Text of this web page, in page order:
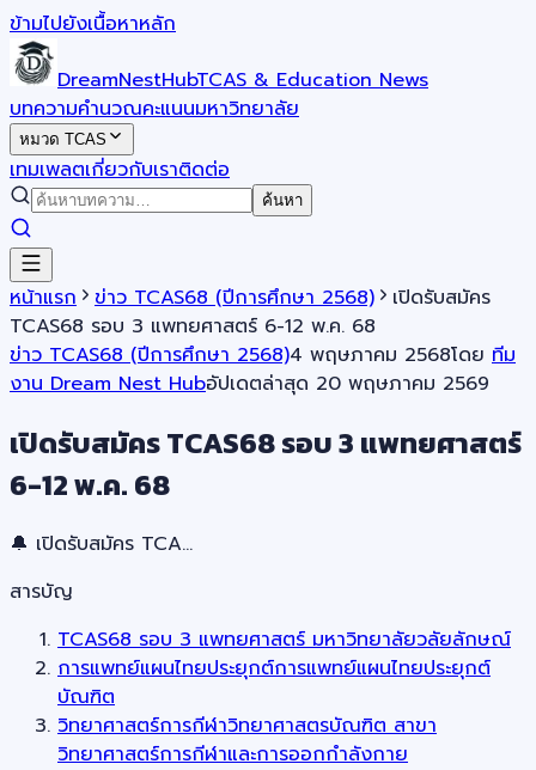
ข้ามไปยังเนื้อหาหลัก
DreamNestHubTCAS & Education News
บทความคำนวณคะแนนมหาวิทยาลัย
หมวด TCAS
เทมเพลตเกี่ยวกับเราติดต่อ
ค้นหา
หน้าแรก ข่าว TCAS68 (ปีการศึกษา 2568)
เปิดรับสมัคร
TCAS68 รอบ 3 แพทยศาสตร์ 6-12 พ.ค. 68
ข่าว TCAS68 (ปีการศึกษา 2568)4 พฤษภาคม 2568โดย ทีม
งาน Dream Nest Hubอัปเดตล่าสุด 20 พฤษภาคม 2569
เปิดรับสมัคร TCAS68 รอบ 3 แพทยศาสตร์
6-12 พ.ค. 68
🔔 เปิดรับสมัคร TCA…
สารบัญ
TCAS68 รอบ 3 แพทยศาสตร์ มหาวิทยาลัยวลัยลักษณ์
การแพทย์แผนไทยประยุกต์การแพทย์แผนไทยประยุกต์
บัณฑิต
วิทยาศาสตร์การกีฬาวิทยาศาสตรบัณฑิต สาขา
วิทยาศาสตร์การกีฬาและการออกกำลังกาย